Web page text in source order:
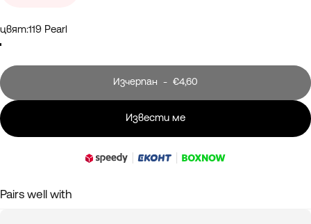
цвят
цвят:119 Pearl
Изчерпан - €4,60
Извести ме
Pairs well with